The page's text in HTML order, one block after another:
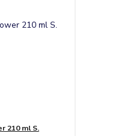
210 ml S.